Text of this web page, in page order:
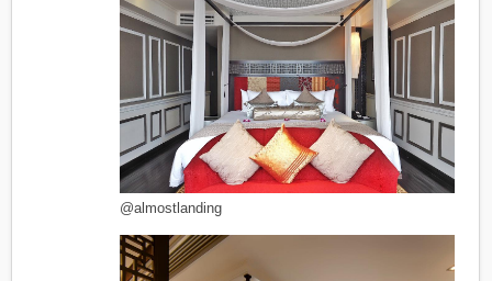
@almostlanding